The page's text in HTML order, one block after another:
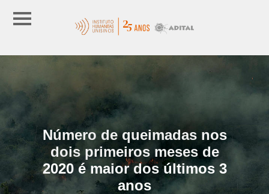
Número de queimadas nos
dois primeiros meses de
2020 é maior dos últimos 3
anos